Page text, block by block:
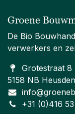
Groene
De Bio
verwerkers en
Grotestraat 8
5158 NB
+31 (0)416